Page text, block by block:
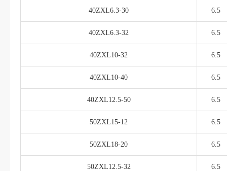
40ZXL6.3-30 6.5
40ZXL6.3-32 6.5
40ZXL10-32 6.5
40ZXL10-40 6.5
40ZXL12.5-50 6.5
50ZXL15-12 6.5
50ZXL18-20 6.5
50ZXL12.5-32 6.5